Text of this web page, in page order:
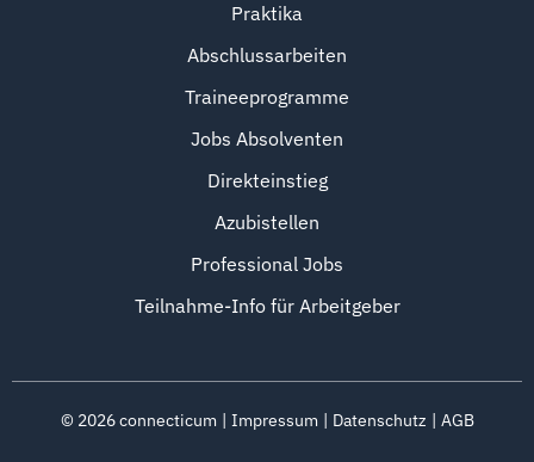
Praktika
Abschlussarbeiten
Traineeprogramme
Jobs Absolventen
Direkteinstieg
Azubistellen
Professional Jobs
Teilnahme-Info für Arbeitgeber
© 2026connecticum Impressum Datenschutz AGB